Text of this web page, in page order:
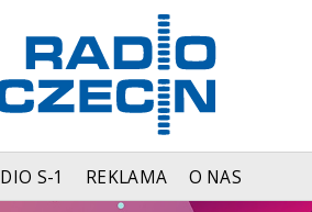
S-1 REKLAMA O NAS